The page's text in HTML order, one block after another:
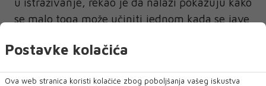
se malo toga može učiniti jednom kada se jave
Postavke kolačića
Ova web stranica koristi kolačiće zbog poboljšanja vašeg iskustva